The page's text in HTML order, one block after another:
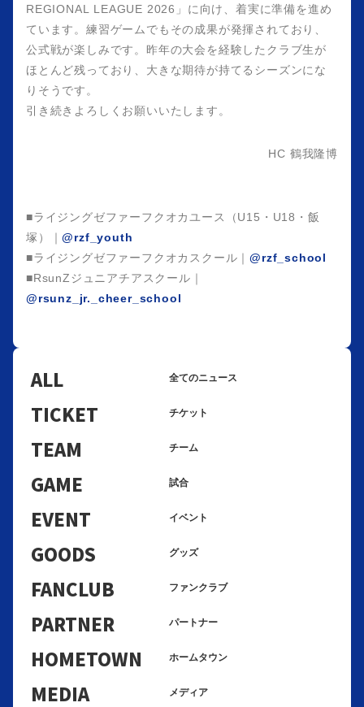
REGIONAL LEAGUE 2026」に向け、着実に準備を進め
ています。練習ゲームでもその成果が発揮されており、
公式戦が楽しみです。昨年の大会を経験したクラブ生が
ほとんど残っており、大きな期待が持てるシーズンにな
りそうです。
引き続きよろしくお願いいたします。
HC 鶴我隆博
■ライジングゼファーフクオカユース（U15・U18・飯
塚）｜@rzf_youth
■ライジングゼファーフクオカスクール｜@rzf_school
■RsunZジュニアチアスクール｜
@rsunz_jr._cheer_school
ALL 全てのニュース
TICKET チケット
TEAM チーム
GAME 試合
EVENT イベント
GOODS グッズ
FANCLUB ファンクラブ
PARTNER パートナー
HOMETOWN ホームタウン
MEDIA メディア